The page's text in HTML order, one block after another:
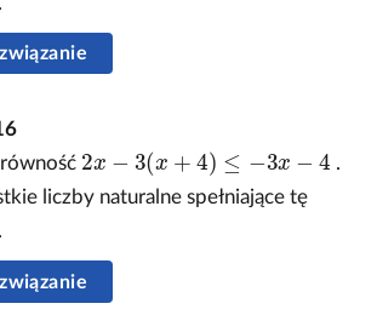
2 x+4 - x- 4
.
liczby naturalne spełniające tę